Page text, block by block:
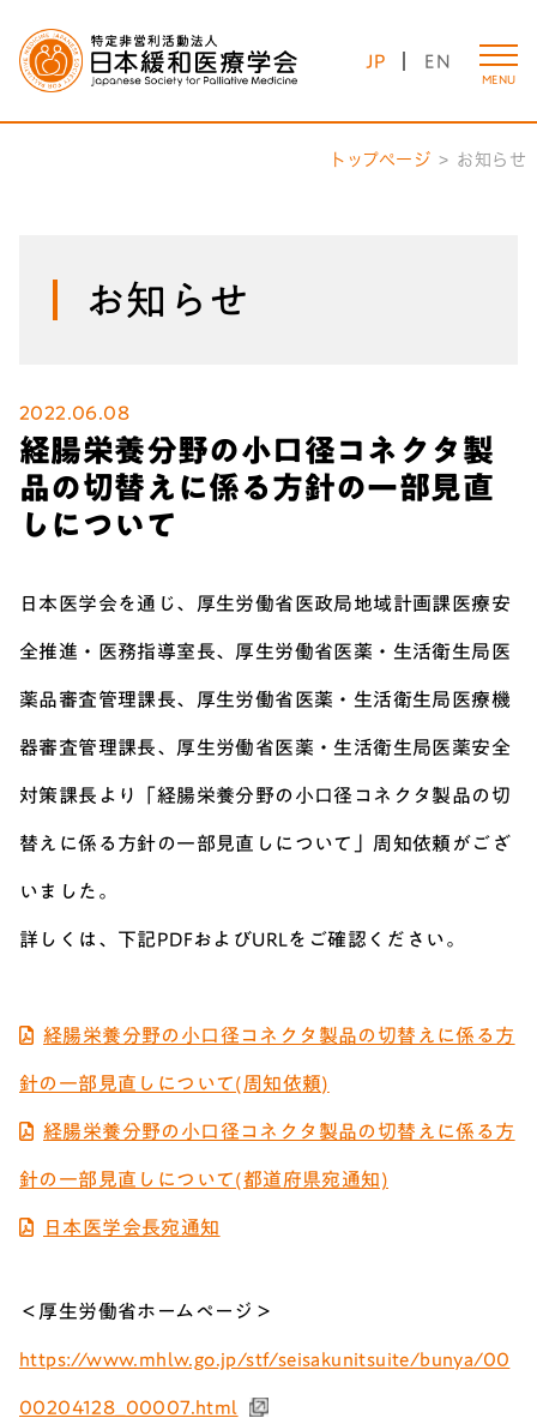
JP EN
MENU
トップページ お知らせ
お知らせ
2022.06.08
経腸栄養分野の小口径コネクタ製
品の切替えに係る方針の一部見直
しについて
日本医学会を通じ、厚生労働省医政局地域計画課医療安
全推進・医務指導室長、厚生労働省医薬・生活衛生局医
薬品審査管理課長、厚生労働省医薬・生活衛生局医療機
器審査管理課長、厚生労働省医薬・生活衛生局医薬安全
対策課長より「経腸栄養分野の小口径コネクタ製品の切
替えに係る方針の一部見直しについて」周知依頼がござ
いました。
詳しくは、下記PDFおよびURLをご確認ください。
経腸栄養分野の小口径コネクタ製品の切替えに係る方
針の一部見直しについて(周知依頼)
経腸栄養分野の小口径コネクタ製品の切替えに係る方
針の一部見直しについて(都道府県宛通知)
日本医学会長宛通知
＜厚生労働省ホームページ＞
https://www.mhlw.go.jp/stf/seisakunitsuite/bunya/00
00204128_00007.html